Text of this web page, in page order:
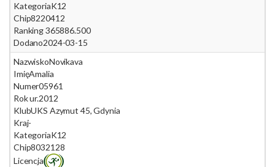
KategoriaK12
Chip8220412
Ranking 365886.500
Dodano2024-03-15
NazwiskoNovikava
ImięAmalia
Numer05961
Rok ur.2012
KlubUKS Azymut 45, Gdynia
Kraj-
KategoriaK12
Chip8032128
Licencja